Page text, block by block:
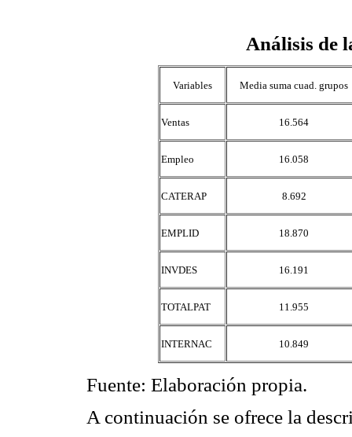
Análisis de
Variables Media suma cuad. grupos
Ventas 16.564
Empleo 16.058
CATERAP 8.692
EMPLID 18.870
INVDES 16.191
TOTALPAT 11.955
INTERNAC 10.849
Fuente: Elaboración propia.
A continuación se ofrece la